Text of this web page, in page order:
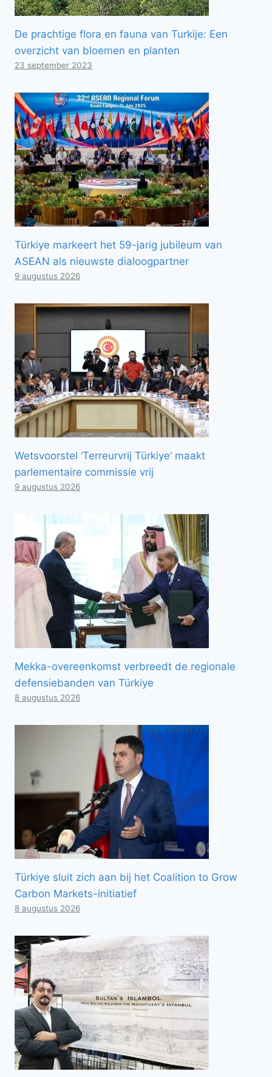
De prachtige flora en fauna van Turkije: Een
overzicht van bloemen en planten
23 september 2023
Türkiye markeert het 59-jarig jubileum van
ASEAN als nieuwste dialoogpartner
9 augustus 2026
Wetsvoorstel ‘Terreurvrij Türkiye’ maakt
parlementaire commissie vrij
9 augustus 2026
Mekka-overeenkomst verbreedt de regionale
defensiebanden van Türkiye
8 augustus 2026
Türkiye sluit zich aan bij het Coalition to Grow
Carbon Markets-initiatief
8 augustus 2026